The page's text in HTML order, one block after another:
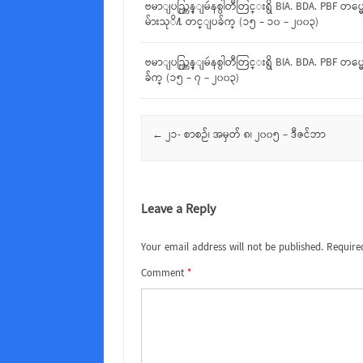
ဗမာျပည္ကြန္ျမဴနစ္ပါတီတြင္းရွိ BIA. BDA.
မ်ားသုိ႔ တင္ျပခ်က္ (၁၅ – ၁၀ – ၂၀၀၃)
ဗမာျပည္ကြန္ျမဴနစ္ပါတီတြင္းရွိ BIA. BDA.
ခ်က္ (၁၅ – ၇ – ၂၀၀၃)
Post navigation
← ၂၁- စာစဉ်၊ အမှတ် ၈၊ ၂၀၀၅ – ဒီဇင်ဘာ
Leave a Reply
Your email address will not be published.
Comment*